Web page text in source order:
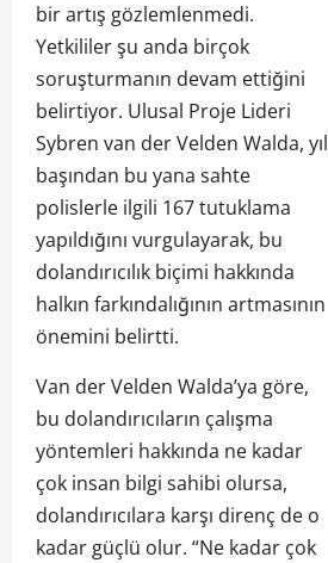
bir artış gözlemlenmedi.
Yetkililer şu anda birçok
soruşturmanın devam ettiğini
belirtiyor. Ulusal Proje Lideri
Sybren van der Velden Walda, yıl
başından bu yana sahte
polislerle ilgili 167 tutuklama
yapıldığını vurgulayarak, bu
dolandırıcılık biçimi hakkında
halkın farkındalığının artmasının
önemini belirtti.
Van der Velden Walda’ya göre,
bu dolandırıcıların çalışma
yöntemleri hakkında ne kadar
çok insan bilgi sahibi olursa,
dolandırıcılara karşı direnç de o
kadar güçlü olur. “Ne kadar çok